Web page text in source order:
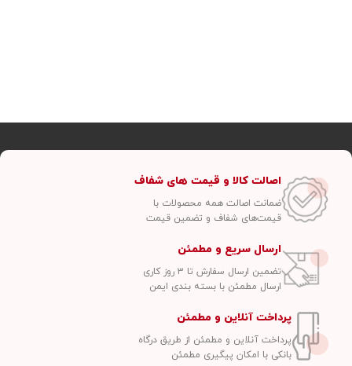
اصالت کالا و قیمت های شفاف
ضمانت اصالت همه محصولات با
قیمت‌های شفاف و تضمین قیمت
ارسال سریع و مطمئن
تضمین ارسال سفارش تا ۳ روز کاری
ارسال مطمئن با بسته بندی ایمن
پرداخت آنلاین و مطمئن
پرداخت آنلاین و مطمئن از طریق درگاه
بانکی با امکان پیگیری مطمئن